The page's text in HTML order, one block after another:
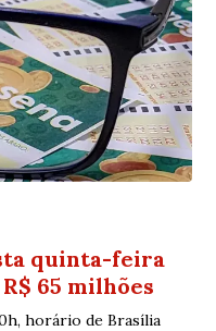
quinta-feira
65 milhões
horário de Brasília